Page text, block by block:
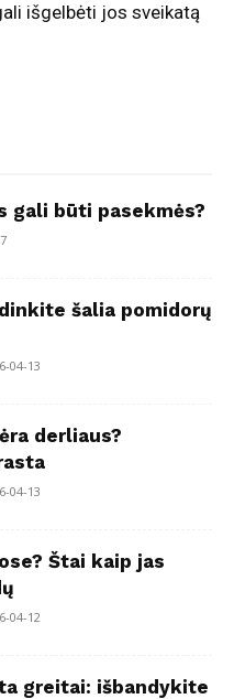
išgelbėti jos sveikatą
gali būti pasekmės?
šalia pomidorų
04-13
derliaus?
04-13
Štai kaip jas
04-12
greitai: išbandykite